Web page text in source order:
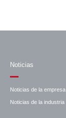
Noticias
Noticias de la empresa
Noticias de la industria